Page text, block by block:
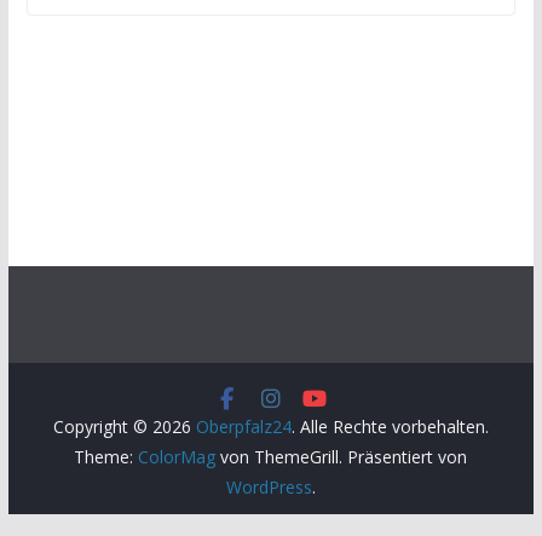
Copyright © 2026 Oberpfalz24. Alle Rechte vorbehalten.
Theme: ColorMag von ThemeGrill. Präsentiert von
WordPress.